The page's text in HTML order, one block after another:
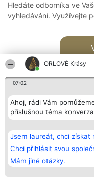
ORLOVÉ Krásy
07:02
Ahoj, rádi Vám
příslušnou téma
Jsem laureát, chci získat
Chci přihlásit svou
Mám jiné otázky.
Hledáte odborníka ve
vyhledávání. Využívejte
Bright Side Solutions sp. z o.
o. sp. k.
ul. Ruska 22
Wrocław 50-079
KRS 0000749100 | Regon
381313360 | NIP 8943132676